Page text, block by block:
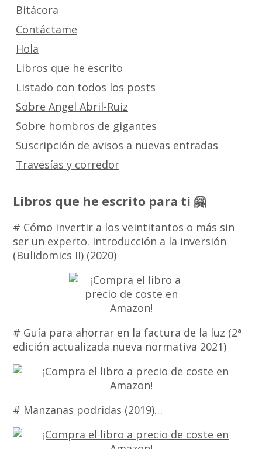
Bitácora
Contáctame
Hola
Libros que he escrito
Listado con todos los posts
Sobre Angel Abril-Ruiz
Sobre hombros de gigantes
Suscripción de avisos a nuevas entradas
Travesías y corredor
Libros que he escrito para ti 🤗
# Cómo invertir a los veintitantos o más sin
ser un experto. Introducción a la inversión
(Bulidomics II) (2020)
# Guía para ahorrar en la factura de la luz (2ª
edición actualizada nueva normativa 2021)
# Manzanas podridas (2019)…